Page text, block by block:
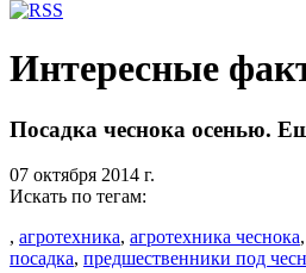
Интересные
Посадка чеснока осенью.
07 октября 2014 г.
Искать по тегам:
, агротехника, агротехника чеснока,
посадка, предшественники под